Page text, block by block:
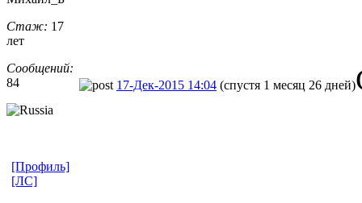
Стаж: 17
лет
Сообщений:
84
17-Дек-2015 14:04 (спустя 1 месяц 26 дней)
[Профиль]
[ЛС]